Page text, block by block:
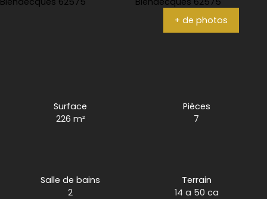
+ de photos
Surface
226 m²
Pièces
7
Salle de bains
2
Terrain
14 a 50 ca